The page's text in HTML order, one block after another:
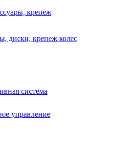
крепеж
диски, крепеж колес
система
управление